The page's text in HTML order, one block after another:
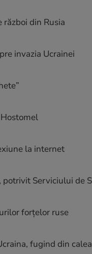
din Rusia
invazia Ucrainei
la internet
Serviciului de
forțelor ruse
fugind din